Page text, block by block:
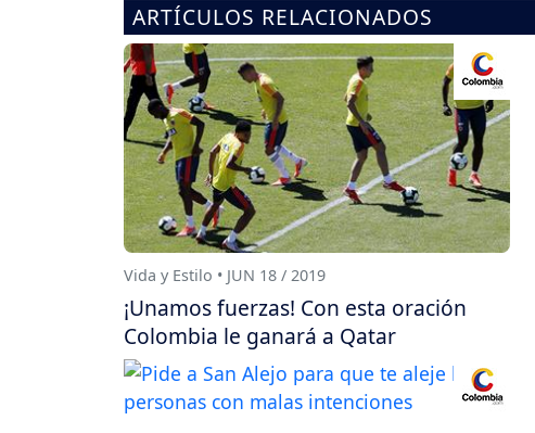
ARTÍCULOS RELACIONADOS
Vida y Estilo • JUN 18 / 2019
¡Unamos fuerzas! Con esta oración
Colombia le ganará a Qatar